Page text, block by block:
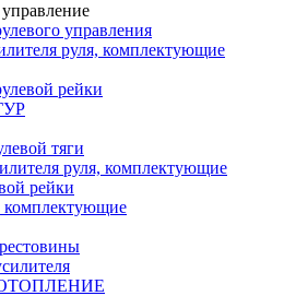
управления
руля, комплектующие
рейки
тяги
руля, комплектующие
рейки
комплектующие